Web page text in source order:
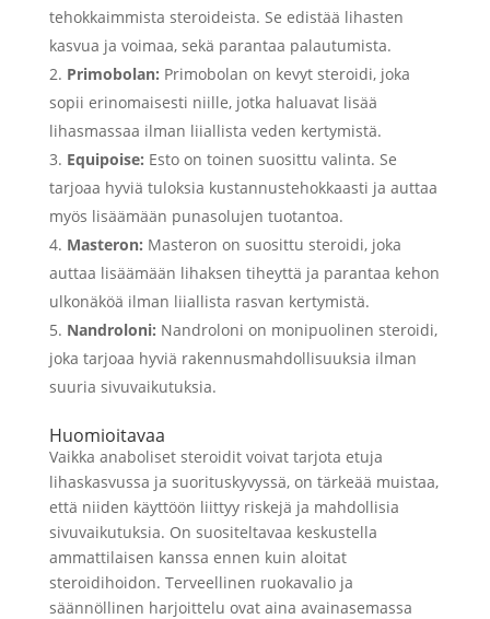
tehokkaimmista steroideista. Se edistää lihasten
kasvua ja voimaa, sekä parantaa palautumista.
Primobolan: Primobolan on kevyt steroidi, joka
sopii erinomaisesti niille, jotka haluavat lisää
lihasmassaa ilman liiallista veden kertymistä.
Equipoise: Esto on toinen suosittu valinta. Se
tarjoaa hyviä tuloksia kustannustehokkaasti ja auttaa
myös lisäämään punasolujen tuotantoa.
Masteron: Masteron on suosittu steroidi, joka
auttaa lisäämään lihaksen tiheyttä ja parantaa kehon
ulkonäköä ilman liiallista rasvan kertymistä.
Nandroloni: Nandroloni on monipuolinen steroidi,
joka tarjoaa hyviä rakennusmahdollisuuksia ilman
suuria sivuvaikutuksia.
Huomioitavaa
Vaikka anaboliset steroidit voivat tarjota etuja
lihaskasvussa ja suorituskyvyssä, on tärkeää muistaa,
että niiden käyttöön liittyy riskejä ja mahdollisia
sivuvaikutuksia. On suositeltavaa keskustella
ammattilaisen kanssa ennen kuin aloitat
steroidihoidon. Terveellinen ruokavalio ja
säännöllinen harjoittelu ovat aina avainasemassa